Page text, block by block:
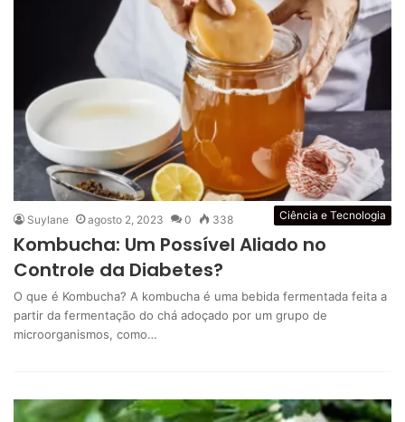
Ciência e Tecnologia
Suylane agosto 2, 2023 0 338
Kombucha: Um Possível Aliado no
Controle da Diabetes?
O que é Kombucha? A kombucha é uma bebida fermentada feita a
partir da fermentação do chá adoçado por um grupo de
microorganismos, como…